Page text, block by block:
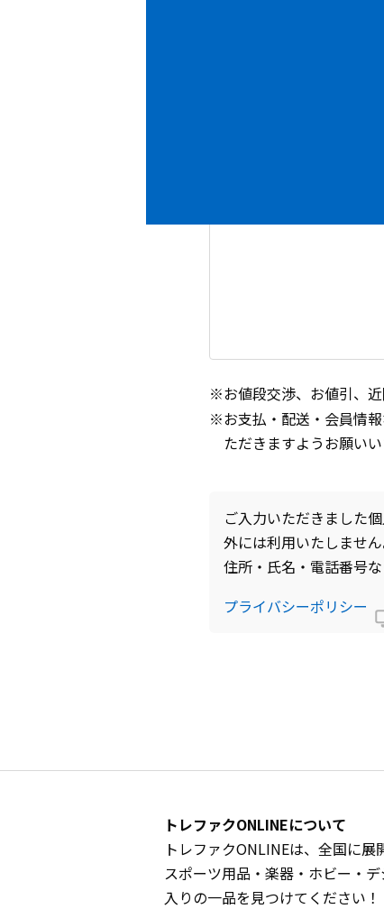
※お値段交渉、お値引、近
※お支払・配送・会員情
ただきますようお願いい
ご入力いただきました
外には利用いたしませ
住所・氏名・電話番号
プライバシーポリシー
トレファクONLINEについて
トレファクONLINEは、全国に
スポーツ用品・楽器・ホビー・
入りの一品を見つけてください！